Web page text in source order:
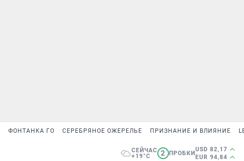
ФОНТАНКА ГО СЕРЕБРЯНОЕ ОЖЕРЕЛЬЕ ПРИЗНАНИЕ И ВЛИЯНИЕ
СЕЙЧАС
+19°C
2 ПРОБКИ
USD 82,17
EUR 94,84